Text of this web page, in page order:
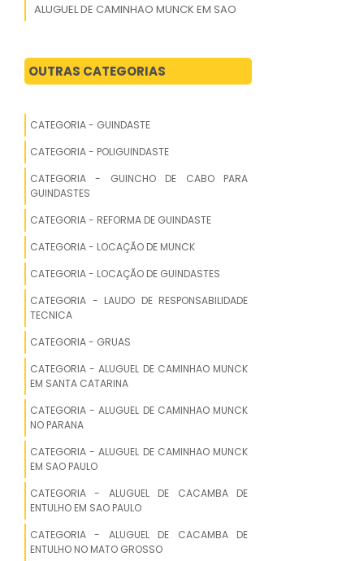
ALUGUEL DE CAMINHAO MUNCK EM SAO
ALUGUEL DE CAMINHAO MUNCK EM
MOGI DAS CRUZES
DIADEMA
JUNDIAI
ALUGUEL DE CAMINHAO MUNCK EM
ALUGUEL DE CAMINHAO MUNCK EM
BAURU
ALUGUEL DE CAMINHAO MUNCK EM
ALUGUEL DE CAMINHAO MUNCK EM SAO
VICENTE
FRANCA
ALUGUEL DE CAMINHAO MUNCK EM
GUARUJA
OUTRAS CATEGORIAS
CATEGORIA - GUINDASTE
CATEGORIA - POLIGUINDASTE
CATEGORIA - GUINCHO DE CABO PARA
GUINDASTES
CATEGORIA - REFORMA DE GUINDASTE
CATEGORIA - LOCAÇÃO DE MUNCK
CATEGORIA - LOCAÇÃO DE GUINDASTES
CATEGORIA - LAUDO DE RESPONSABILIDADE
TECNICA
CATEGORIA - GRUAS
CATEGORIA - ALUGUEL DE CAMINHAO MUNCK
EM SANTA CATARINA
CATEGORIA - ALUGUEL DE CAMINHAO MUNCK
NO PARANA
CATEGORIA - ALUGUEL DE CAMINHAO MUNCK
EM SAO PAULO
CATEGORIA - ALUGUEL DE CACAMBA DE
ENTULHO EM SAO PAULO
CATEGORIA - ALUGUEL DE CACAMBA DE
ENTULHO NO MATO GROSSO